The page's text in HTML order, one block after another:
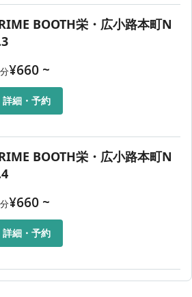
BOOTH栄・広小路本町N
分¥660 ~
詳細・予約
BOOTH栄・広小路本町N
分¥660 ~
詳細・予約